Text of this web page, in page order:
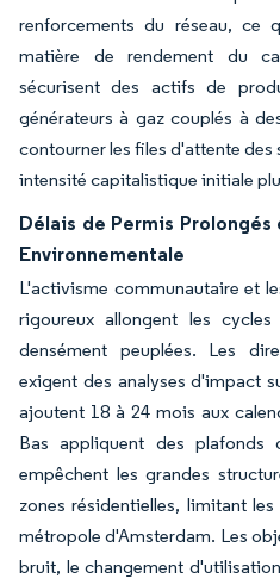
renforcements du réseau, ce
matière de rendement du
sécurisent des actifs de
générateurs à gaz couplés à
contourner les files d'attente
intensité capitalistique initiale
Délais de Permis
Environnementale
L'activisme communautaire et
rigoureux allongent les
densément peuplées. Les
exigent des analyses d'impact
ajoutent 18 à 24 mois aux
Bas appliquent des plafonds
empêchent les grandes
zones résidentielles, limitant
métropole d'Amsterdam. Les
bruit, le changement